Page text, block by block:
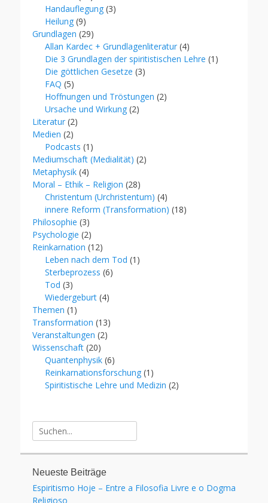
Handauflegung (3)
Heilung (9)
Grundlagen (29)
Allan Kardec + Grundlagenliteratur (4)
Die 3 Grundlagen der spiritistischen Lehre (1)
Die göttlichen Gesetze (3)
FAQ (5)
Hoffnungen und Tröstungen (2)
Ursache und Wirkung (2)
Literatur (2)
Medien (2)
Podcasts (1)
Mediumschaft (Medialität) (2)
Metaphysik (4)
Moral – Ethik – Religion (28)
Christentum (Urchristentum) (4)
innere Reform (Transformation) (18)
Philosophie (3)
Psychologie (2)
Reinkarnation (12)
Leben nach dem Tod (1)
Sterbeprozess (6)
Tod (3)
Wiedergeburt (4)
Themen (1)
Transformation (13)
Veranstaltungen (2)
Wissenschaft (20)
Quantenphysik (6)
Reinkarnationsforschung (1)
Spiritistische Lehre und Medizin (2)
Suche
für:
Neueste Beiträge
Espiritismo Hoje – Entre a Filosofia Livre e o Dogma
Religioso